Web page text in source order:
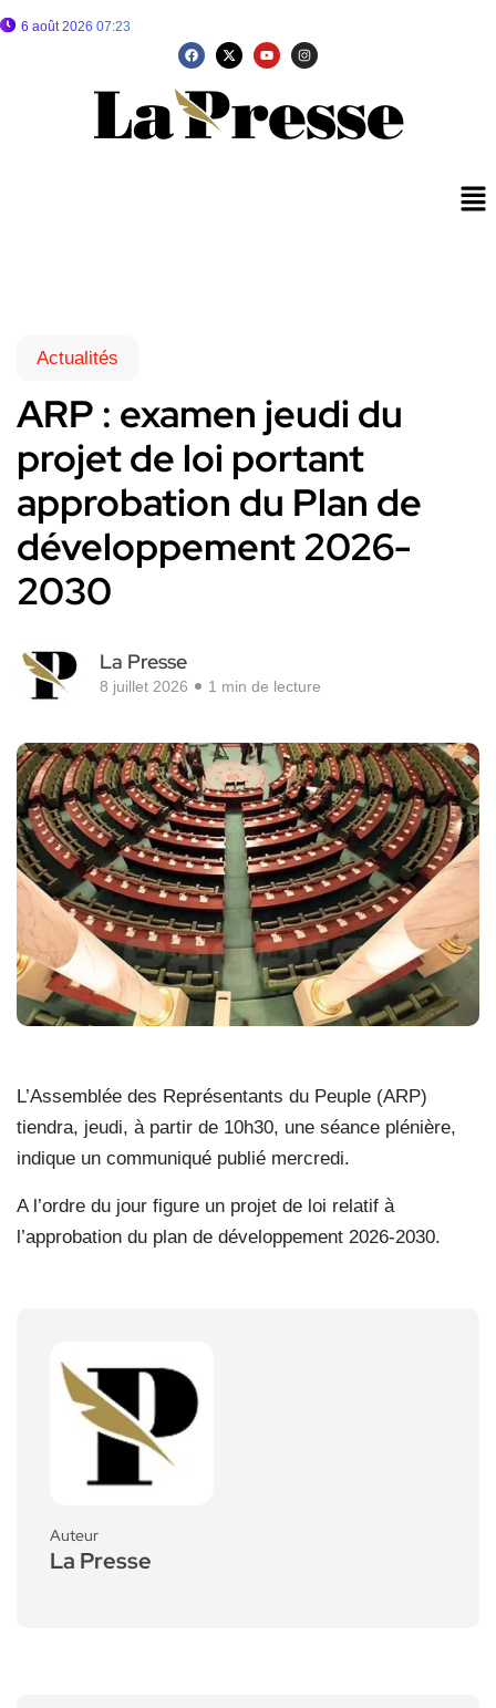
6 août 2026 07:23
Actualités
ARP : examen jeudi du
projet de loi portant
approbation du Plan de
développement 2026-
2030
La Presse
8 juillet 2026 1 min de lecture
L’Assemblée des Représentants du Peuple (ARP)
tiendra, jeudi, à partir de 10h30, une séance plénière,
indique un communiqué publié mercredi.
A l’ordre du jour figure un projet de loi relatif à
l’approbation du plan de développement 2026-2030.
Auteur
La Presse